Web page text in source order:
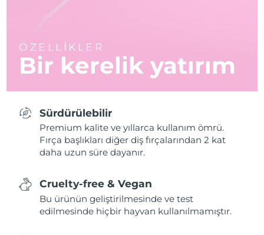
ÖZELLİKLER
Bir kerelik yatırım
Sürdürülebilir
Premium kalite ve yıllarca kullanım ömrü.
Fırça başlıkları diğer diş fırçalarından 2 kat
daha uzun süre dayanır.
Cruelty-free & Vegan
Bu ürünün geliştirilmesinde ve test
edilmesinde hiçbir hayvan kullanılmamıştır.